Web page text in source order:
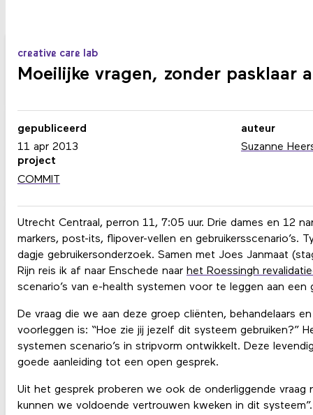
creative care lab
Moeilijke vragen, zonder pasklaar
Utrecht Centraal, perron 11, 7:05 uur. Drie dames en 12
markers, post-its, flipover-vellen en gebruikersscenario’s.
dagje gebruikersonderzoek. Samen met Joes Janmaat
Rijn reis ik af naar Enschede naar het Roessingh
scenario’s van e-health systemen voor te leggen aan een
De vraag die we aan deze groep cliënten, behandelaars
voorleggen is: “Hoe zie jij jezelf dit systeem gebruiken?”
systemen scenario’s in stripvorm ontwikkelt. Deze
goede aanleiding tot een open gesprek.
Uit het gesprek proberen we ook de onderliggende vraag
kunnen we voldoende vertrouwen kweken in dit
gepubliceerd
11 apr 2013
auteur
Suzanne
project
COMMIT